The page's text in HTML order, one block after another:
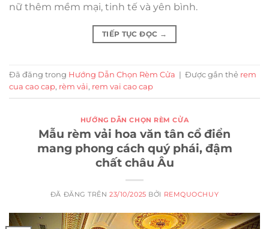
nữ thêm mềm mại, tinh tế và yên bình.
TIẾP TỤC ĐỌC →
Đã đăng trong Hướng Dẫn Chọn Rèm Cửa | Được gắn thẻ rem
cua cao cap, rèm vải, rem vai cao cap
HƯỚNG DẪN CHỌN RÈM CỬA
Mẫu rèm vải hoa văn tân cổ điển
mang phong cách quý phái, đậm
chất châu Âu
ĐÃ ĐĂNG TRÊN23/10/2025 BỞI REMQUOCHUY